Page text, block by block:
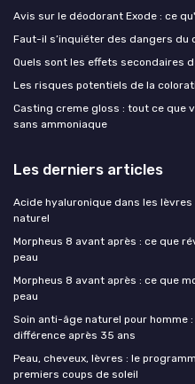
Avis sur le déodorant Exode : ce
Faut-il s’inquiéter des dangers du
Quels sont les effets secondaires
Les risques potentiels de la
Casting creme gloss : tout ce que
sans ammoniaque
Les derniers articles
Acide hyaluronique dans les
naturel
Morpheus 8 avant après : ce que
peau
Morpheus 8 avant après : ce que
peau
Soin anti-âge naturel pour homme
différence après 35 ans
Peau, cheveux, lèvres : le
premiers coups de soleil